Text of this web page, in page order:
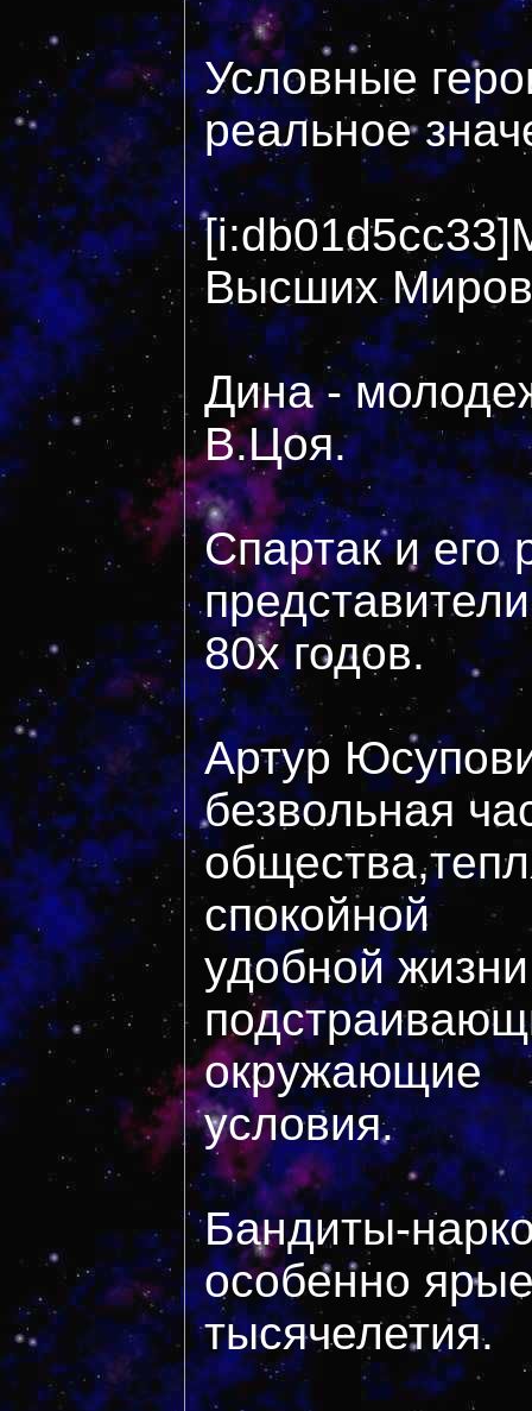
Условные
реальное
Высших
Дина -
В.Цоя.
Спартак и его
80х годов.
Артур
безвольная
спокойной
удобной
окружающие
условия.
Бандиты-
особенно
тысячелетия.